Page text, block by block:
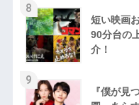
8
短い映画
90分台の
介！
9
『僕が見